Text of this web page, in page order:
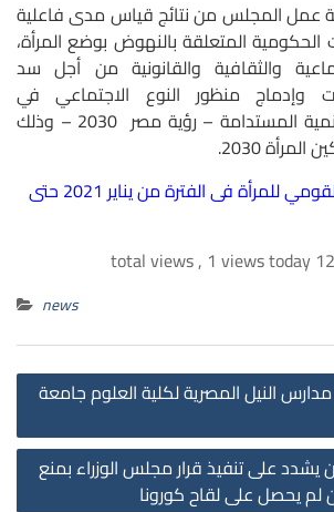
عمل المجلس من نتائج قياس مدى فاعلية
الحكومية المتعلقة بالنهوض بوضع المرأة،
والثقافية والقانونية من أجل سد
وإدماج منظور النوع الاجتماعي في
استراتيجية الدولة للتنمية المستدامة – رؤية مصر 2030 – وذلك
2030.
نشاط فرع المجلس القومي للمرأة فى الفترة من يناير 2021 حتى
, 1 views today
news
النيل المصرية لكلية العلوم جامعة
على تنفيذ قرار مجلس الوزراء بمنع
لم يحصل على لقاح كورونا